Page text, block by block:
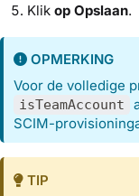
Klik op Opslaan.
OPMERKING
Voor de volledige
isTeamAccount
SCIM-
TIP